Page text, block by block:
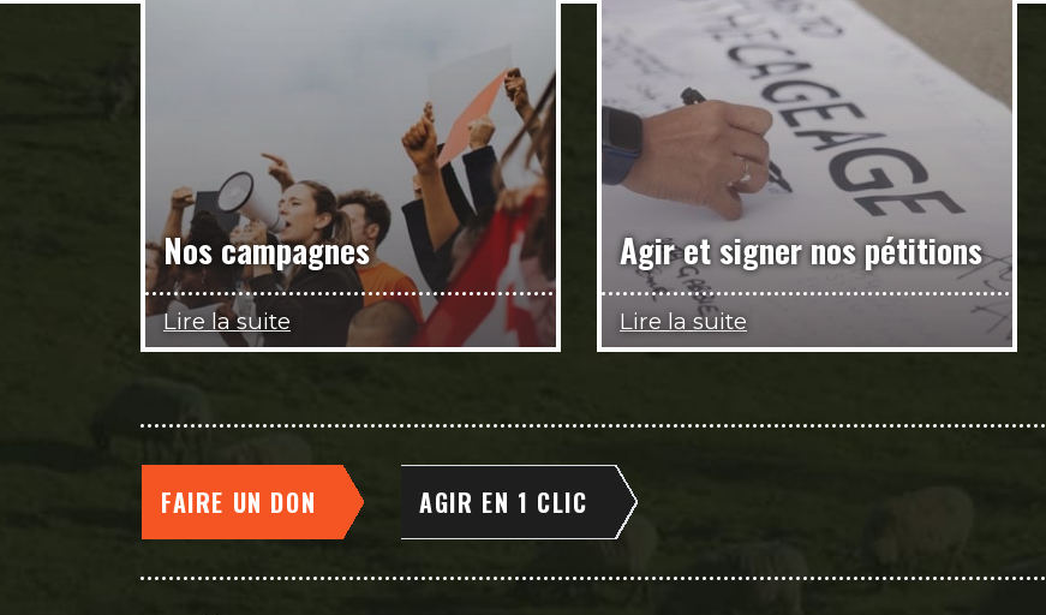
Nos campagnes
Lire la suite
Agir et signer nos pétitions
Lire la suite
FAIRE UN DON AGIR EN 1 CLIC